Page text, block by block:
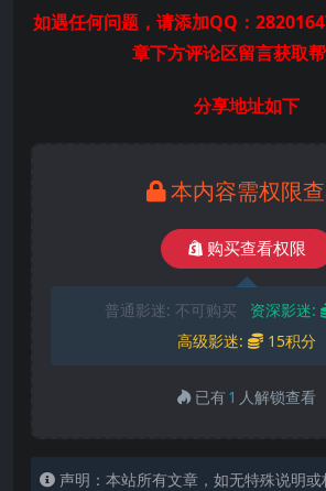
如遇任何问题，请添加QQ：
章下方评论区留言获取帮
分享地址如下
本内容需权限
购买查看权限
普通影迷: 不可购买 资深影迷:
高级影迷:
15积分
已有1 人解锁查看
声明：本站所有文章，如无特殊说明